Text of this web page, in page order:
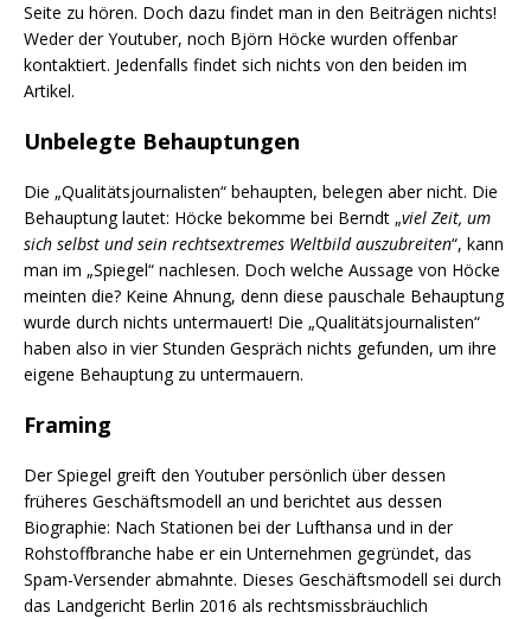
Seite zu hören. Doch dazu findet man in den Beiträgen nichts!
Weder der Youtuber, noch Björn Höcke wurden offenbar
kontaktiert. Jedenfalls findet sich nichts von den beiden im
Artikel.
Unbelegte Behauptungen
Die „Qualitätsjournalisten“ behaupten, belegen aber nicht. Die
Behauptung lautet: Höcke bekomme bei Berndt „viel Zeit, um
sich selbst und sein rechtsextremes Weltbild auszubreiten“, kann
man im „Spiegel“ nachlesen. Doch welche Aussage von Höcke
meinten die? Keine Ahnung, denn diese pauschale Behauptung
wurde durch nichts untermauert! Die „Qualitätsjournalisten“
haben also in vier Stunden Gespräch nichts gefunden, um ihre
eigene Behauptung zu untermauern.
Framing
Der Spiegel greift den Youtuber persönlich über dessen
früheres Geschäftsmodell an und berichtet aus dessen
Biographie: Nach Stationen bei der Lufthansa und in der
Rohstoffbranche habe er ein Unternehmen gegründet, das
Spam-Versender abmahnte. Dieses Geschäftsmodell sei durch
das Landgericht Berlin 2016 als rechtsmissbräuchlich